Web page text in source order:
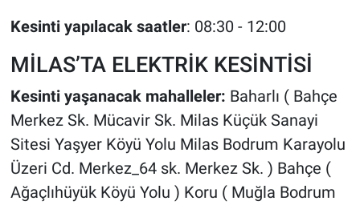
Kesinti yapılacak saatler: 08:30 - 12:00
MİLAS’TA ELEKTRİK KESİNTİSİ
Kesinti yaşanacak mahalleler: Baharlı ( Bahçe
Merkez Sk. Mücavir Sk. Milas Küçük Sanayi
Sitesi Yaşyer Köyü Yolu Milas Bodrum Karayolu
Üzeri Cd. Merkez_64 sk. Merkez Sk. ) Bahçe (
Ağaçlıhüyük Köyü Yolu ) Koru ( Muğla Bodrum